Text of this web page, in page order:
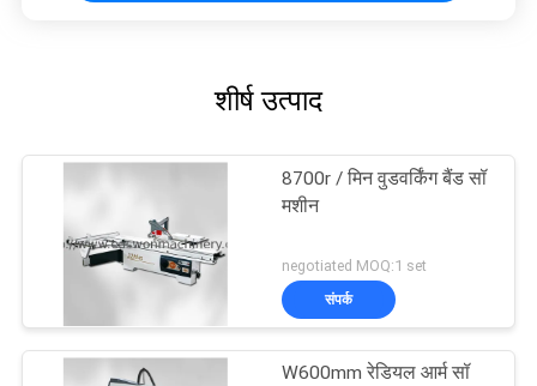
शीर्ष उत्पाद
8700r / मिन वुडवर्किंग बैंड सॉ
मशीन
negotiated MOQ:1 set
संपर्क
W600mm रेडियल आर्म सॉ